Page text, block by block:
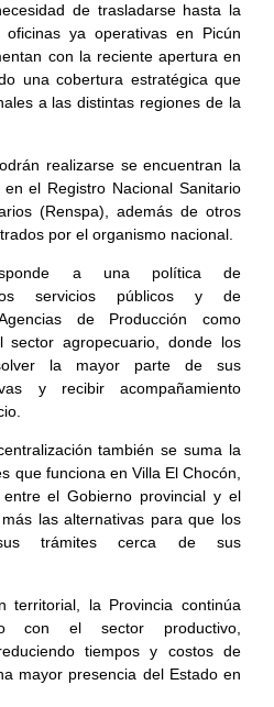
de trasladarse hasta la
ya operativas en Picún
con la reciente apertura en
una cobertura estratégica que
a las distintas regiones de la
realizarse se encuentran la
el Registro Nacional Sanitario
(Renspa), además de otros
por el organismo nacional.
a una política de
servicios públicos y de
de Producción como
sector agropecuario, donde los
la mayor parte de sus
y recibir acompañamiento
también se suma la
que funciona en Villa El Chocón,
el Gobierno provincial y el
las alternativas para que los
sus trámites cerca de sus
territorial, la Provincia continúa
con el sector productivo,
tiempos y costos de
mayor presencia del Estado en